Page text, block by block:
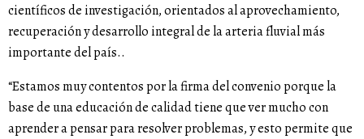
científicos de investigación, orientados al aprovechamiento,
recuperación y desarrollo integral de la arteria fluvial más
importante del país..
“Estamos muy contentos por la firma del convenio porque la
base de una educación de calidad tiene que ver mucho con
aprender a pensar para resolver problemas, y esto permite que